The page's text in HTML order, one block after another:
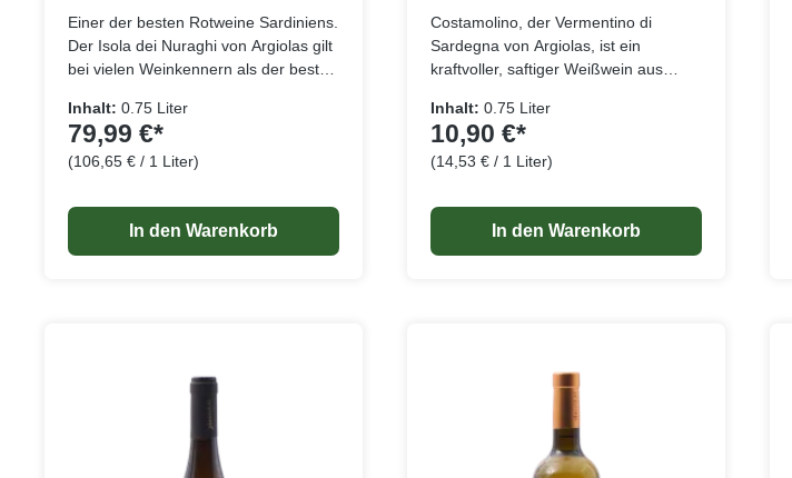
Einer der besten Rotweine Sardiniens.
Der Isola dei Nuraghi von Argiolas gilt
bei vielen Weinkennern als der beste
internationalen Rankings schneiden
die Jahrgänge regelmäßig mit hohen
Punktzahlen ab. Allein beim Gambero
Nuraghi bereíts 17 Mal die begehrten
drei Gläser. Überzeugen Sie sich
selbst und geniessen Sie das
Lakritz, Vanille, Pfeffer und Tabak.
Dieser Rotwein ist ein Cuvée aus
einheimischen Rebsorten, das einen
sehr komplexen, vielschichtigen
Rotwein ergibt, der durch seine
Inhalt: 0.75 Liter
79,99 €*
(106,65 € / 1 Liter)
In den Warenkorb
Costamolino, der Vermentino di
Sardegna von Argiolas, ist ein
kraftvoller, saftiger Weißwein aus
Zitronen und Litschi mündet in ein
wunderbar frischtes Bouquet von
weißem Pfirsich, Ananas, gelben
Feuerwerk an Aromen, das aber
dennoch sehr harmonisch ist und mit
einer samtweichen Textur
richtigen Zeitpunkt und bewusst in den
kühlen Morgenstunden. Die
Vermentinotraube gehört zu den
wichtigsten Rebsorten auf Sardinien
und wird auch fast nur hier angebaut.
Inhalt: 0.75 Liter
10,90 €*
(14,53 € / 1 Liter)
In den Warenkorb